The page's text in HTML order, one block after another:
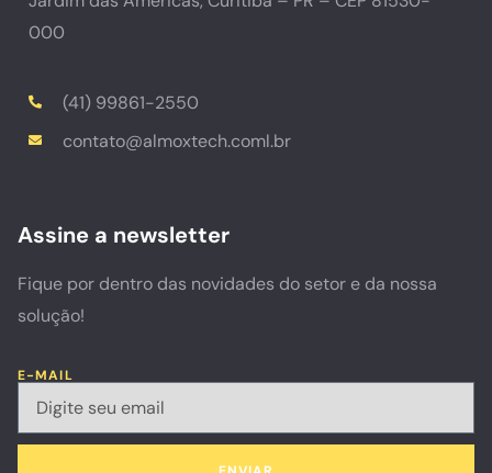
000
(41) 99861-2550
contato@almoxtech.coml.br
Assine a newsletter
Fique por dentro das novidades do setor e da nossa
solução!
E-MAIL